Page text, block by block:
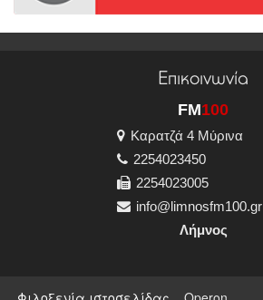
Επικοινωνία
FM100
Καρατζά 4 Μύρινα
2254023450
2254023005
info@limnosfm100.gr
Λήμνος